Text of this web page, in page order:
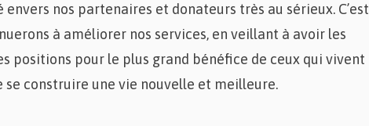
nos partenaires et donateurs très au sérieux. C’est
à améliorer nos services, en veillant à avoir les
positions pour le plus grand bénéfice de ceux qui vivent
se construire une vie nouvelle et meilleure.